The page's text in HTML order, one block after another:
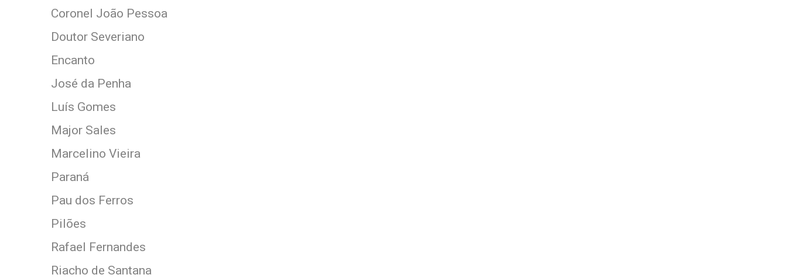
Coronel João Pessoa
Doutor Severiano
Encanto
José da Penha
Luís Gomes
Major Sales
Marcelino Vieira
Paraná
Pau dos Ferros
Pilões
Rafael Fernandes
Riacho de Santana